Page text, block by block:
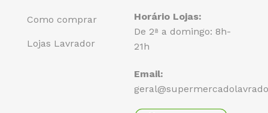
Como comprar
Lojas Lavrador
Horário Lojas:
De 2ª a domingo: 8h-
21h
Email: